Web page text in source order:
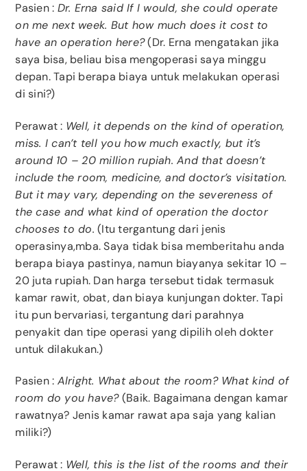
Pasien : Dr. Erna said If I would, she could operate
on me next week. But how much does it cost to
have an operation here?(Dr. Erna mengatakan jika
saya bisa, beliau bisa mengoperasi saya minggu
depan. Tapi berapa biaya untuk melakukan operasi
di sini?)
Perawat : Well, it depends on the kind of operation,
miss. I can’t tell you how much exactly, but it’s
around 10 – 20 million rupiah. And that doesn’t
include the room, medicine, and doctor’s visitation.
But it may vary, depending on the severeness of
the case and what kind of operation the doctor
chooses to do. (Itu tergantung dari jenis
operasinya,mba. Saya tidak bisa memberitahu anda
berapa biaya pastinya, namun biayanya sekitar 10 –
20 juta rupiah. Dan harga tersebut tidak termasuk
kamar rawit, obat, dan biaya kunjungan dokter. Tapi
itu pun bervariasi, tergantung dari parahnya
penyakit dan tipe operasi yang dipilih oleh dokter
untuk dilakukan.)
Pasien : Alright. What about the room? What kind of
room do you have?(Baik. Bagaimana dengan kamar
rawatnya? Jenis kamar rawat apa saja yang kalian
miliki?)
Perawat : Well, this is the list of the rooms and their